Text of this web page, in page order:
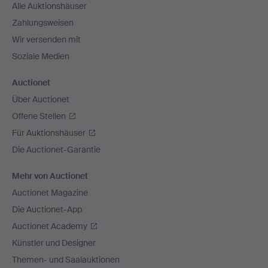
Alle Auktionshäuser
Zahlungsweisen
Wir versenden mit
Soziale Medien
Auctionet
Über Auctionet
Offene Stellen
Für Auktionshäuser
Die Auctionet-Garantie
Mehr von Auctionet
Auctionet Magazine
Die Auctionet-App
Auctionet Academy
Künstler und Designer
Themen- und Saalauktionen